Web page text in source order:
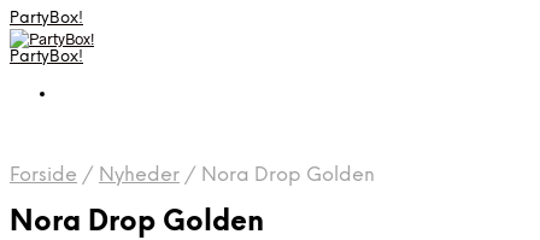
PartyBox!
PartyBox!
Forside / Nyheder / Nora Drop Golden
Nora Drop Golden